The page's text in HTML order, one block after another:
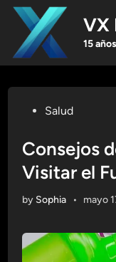
Skip
content
VX
15
PostedSalud
Consejos
Visitar el
by Sophia • mayo